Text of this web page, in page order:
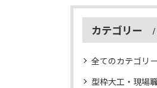
カテゴリー
全てのカテゴリー
型枠大工・現場職人